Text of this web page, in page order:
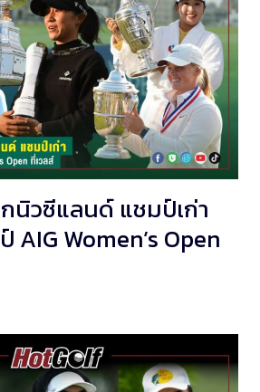
กนิวซีแลนด์ แชมป์เก่า
AIG Women’s Open